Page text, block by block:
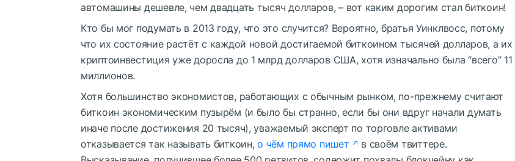
автомашины дешевле, чем двадцать тысяч долларов, – вот каким дорогим стал биткоин!
Кто бы мог подумать в 2013 году, что это случится? Вероятно, братья Уинклвосс, потому
что их состояние растёт с каждой новой достигаемой биткоином тысячей долларов, а их
криптоинвестиция уже доросла до 1 млрд долларов США, хотя изначально была “всего” 11
миллионов.
Хотя большинство экономистов, работающих с обычным рынком, по-прежнему считают
биткоин экономическим пузырём (и было бы странно, если бы они вдруг начали думать
иначе после достижения 20 тысяч), уважаемый эксперт по торговле активами
отказывается так называть биткоин,о чём прямо пишет
в своём твиттере.